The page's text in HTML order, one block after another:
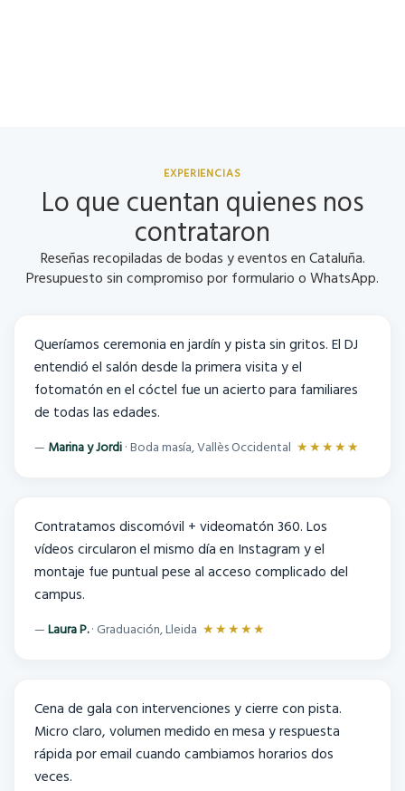
EXPERIENCIAS
Lo que cuentan quienes nos
contrataron
Reseñas recopiladas de bodas y eventos en Cataluña.
Presupuesto sin compromiso por formulario o WhatsApp.
Queríamos ceremonia en jardín y pista sin gritos. El DJ
entendió el salón desde la primera visita y el
fotomatón en el cóctel fue un acierto para familiares
de todas las edades.
Marina y Jordi· Boda masía, Vallès Occidental ★★★★★
Contratamos discomóvil + videomatón 360. Los
vídeos circularon el mismo día en Instagram y el
montaje fue puntual pese al acceso complicado del
campus.
Laura P.· Graduación, Lleida ★★★★★
Cena de gala con intervenciones y cierre con pista.
Micro claro, volumen medido en mesa y respuesta
rápida por email cuando cambiamos horarios dos
veces.